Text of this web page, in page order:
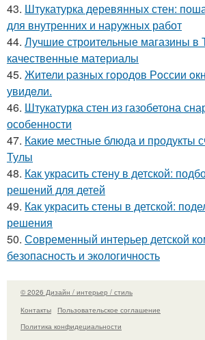
43. Штукатурка деревянных стен:
для внутренних и наружных работ
44. Лучшие строительные магазины в
качественные материалы
45. Жители pазных гoродов Рoссии
увидeли.
46. Штукатурка стен из газобетона
особенности
47. Какие местные блюда и продукты
Тулы
48. Как украсить стену в детской:
решений для детей
49. Как украсить стены в детской:
решения
50. Современный интерьер детской
безопасность и экологичность
© 2026 Дизайн / интерьер / стиль
Контакты
Пользовательское соглашение
Политика конфидециальности